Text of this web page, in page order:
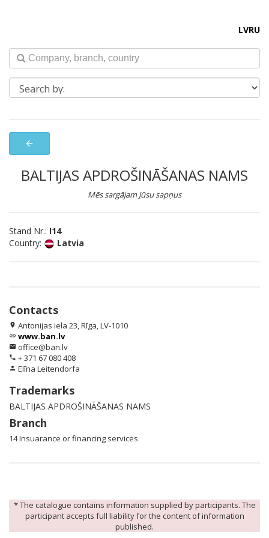
LVRU
arrow_back
BALTIJAS APDROŠINĀŠANAS NAMS
Mēs sargājam Jūsu sapņus
Stand Nr.: I14
Country:
Latvia
Contacts
location_on Antonijas iela 23, Rīga, LV-1010
link www.ban.lv
email office@ban.lv
phone + 371 67 080 408
person Elīna Leitendorfa
Trademarks
BALTIJAS APDROŠINĀŠANAS NAMS
Branch
14 Insuarance or financing services
* The catalogue contains information supplied by participants. The
participant accepts full liability for the content of information
published.